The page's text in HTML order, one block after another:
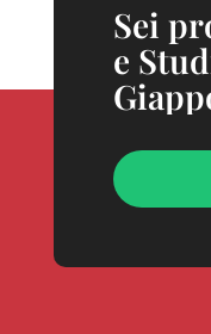
Sei
e